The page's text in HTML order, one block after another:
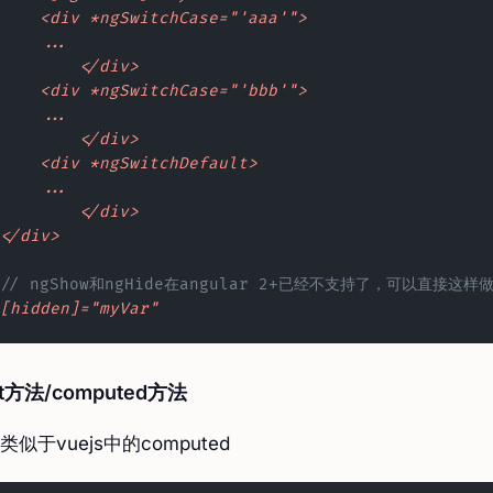
    <div
*ngSwitchCase="'aaa'">
    ...
  	</div>
    <div
*ngSwitchCase="'bbb'">
    ...
  	</div>
    <div
*ngSwitchDefault>
    ...
  	</div>
</div>
// ngShow和ngHide在angular 2+已经不支持了，可以直接这样做
[hidden]="myVar"
法/computed方法
类似于vuejs中的computed